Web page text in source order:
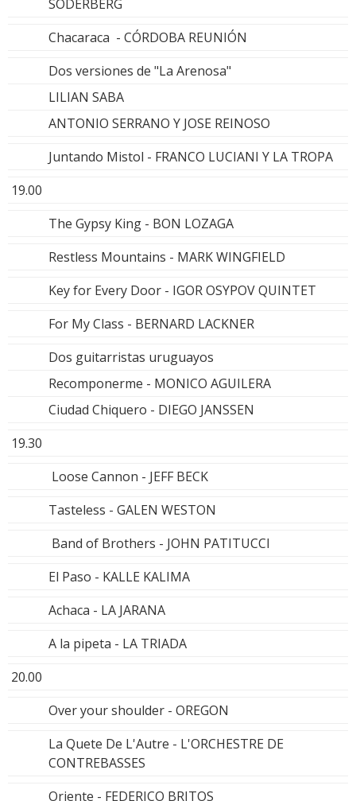
SODERBERG
Chacaraca - CÓRDOBA REUNIÓN
Dos versiones de "La Arenosa"
LILIAN SABA
ANTONIO SERRANO Y JOSE REINOSO
Juntando Mistol - FRANCO LUCIANI Y LA TROPA
19.00
The Gypsy King - BON LOZAGA
Restless Mountains - MARK WINGFIELD
Key for Every Door - IGOR OSYPOV QUINTET
For My Class - BERNARD LACKNER
Dos guitarristas uruguayos
Recomponerme - MONICO AGUILERA
Ciudad Chiquero - DIEGO JANSSEN
19.30
Loose Cannon - JEFF BECK
Tasteless - GALEN WESTON
Band of Brothers - JOHN PATITUCCI
El Paso - KALLE KALIMA
Achaca - LA JARANA
A la pipeta - LA TRIADA
20.00
Over your shoulder - OREGON
La Quete De L'Autre - L'ORCHESTRE DE
CONTREBASSES
Oriente - FEDERICO BRITOS